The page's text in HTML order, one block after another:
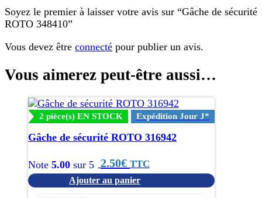
Soyez le premier à laisser votre avis sur “Gâche de sécurité
ROTO 348410”
Vous devez être connecté pour publier un avis.
Vous aimerez peut-être aussi…
2 pièce(s) EN STOCK Expédition Jour J*
Gâche de sécurité ROTO 316942
Note 5.00 sur 5 2.50€ TTC
Ajouter au panier